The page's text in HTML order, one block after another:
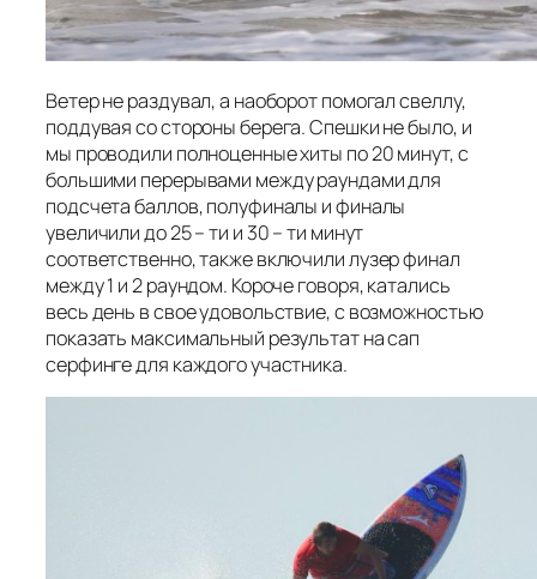
Ветер не раздувал, а наоборот помогал свеллу,
поддувая со стороны берега. Спешки не было, и
мы проводили полноценные хиты по 20 минут, с
большими перерывами между раундами для
подсчета баллов, полуфиналы и финалы
увеличили до 25 – ти и 30 – ти минут
соответственно, также включили лузер финал
между 1 и 2 раундом. Короче говоря, катались
весь день в свое удовольствие, с возможностью
показать максимальный результат на сап
серфинге для каждого участника.